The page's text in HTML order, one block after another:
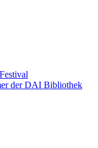
der DAI Bibliothek